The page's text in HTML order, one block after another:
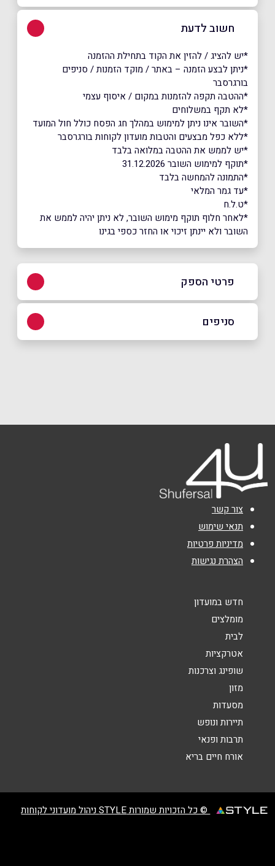
חשוב לדעת
*יש להציג / להזין את הקוד בתחילת ההזמנה
*ניתן לבצע הזמנה – באתר / מוקד הזמנות / סניפים
בורגרסבר
*ההטבה תקפה להזמנות במקום / איסוף עצמי
*לא תקף במשלוחים
*השובר אינו ניתן למימוש במהלך חג הפסח כולל חול המועד
*ללא כפל מבצעים והטבות מועדון לקוחות בורגרסבר
*יש לממש את ההטבה במלואה בלבד
*תוקף למימוש השובר 31.12.2026
*התמונה להמחשה בלבד
*עד גמר המלאי
*ט.ל.ח
*לאחר חלוף תוקף מימוש השובר, לא ניתן יהיה לממש את
השובר ולא יינתן זיכוי או החזר כספי בגינו
פרטי הספק
אימייל*
נושא
אנא חזרו אלי בקשר ל...
הודעה*
סניפים
צור קשר
תנאי שימוש
מדיניות פרטיות
הצהרת נגישות
חדש במועדון
מומלצים
לבית
אטרקציות
שופינג וצרכנות
מזון
מסעדות
תיירות ונופש
תרבות ופנאי
אורח חיים בריא
© כל הזכויות שמורות STYLE ניהול מועדוני לקוחות